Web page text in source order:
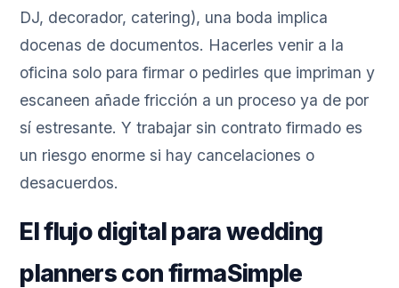
DJ, decorador, catering), una boda implica
docenas de documentos. Hacerles venir a la
oficina solo para firmar o pedirles que impriman y
escaneen añade fricción a un proceso ya de por
sí estresante. Y trabajar sin contrato firmado es
un riesgo enorme si hay cancelaciones o
desacuerdos.
El flujo digital para wedding
planners con firmaSimple